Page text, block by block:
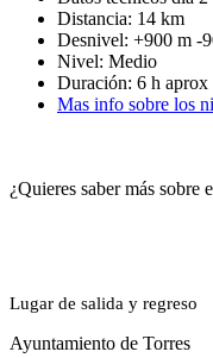
Distancia: 14 km
Desnivel: +900 m -
Nivel: Medio
Duración: 6 h aprox
Mas info sobre los
¿Quieres saber más sobre
Lugar de salida y regreso
Ayuntamiento de Torres